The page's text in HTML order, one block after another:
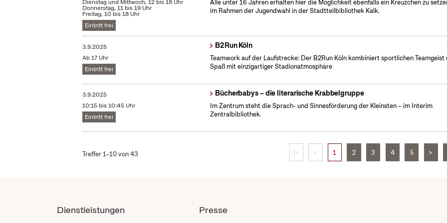
Dienstag und Mittwoch, 12 bis 18 Uhr
Donnerstag, 11 bis 19 Uhr
Freitag, 10 bis 18 Uhr
Eintritt frei
Alle unter 16 Jahren erhalten hier die Möglichkeit ebenfalls ein Kreuzchen zu
im Rahmen der Jugendwahl in der Stadtteilbibliothek Kalk.
3.9.2025
Ab 17 Uhr
Eintritt frei
B2Run Köln
Teamwork auf der Laufstrecke: Der B2Run Köln kombiniert sportlichen Teamgeist
Spaß mit einzigartiger Stadionatmosphäre
3.9.2025
10:15 bis 10:45 Uhr
Eintritt frei
Bücherbabys – die literarische Krabbelgruppe
Im Zentrum steht die Sprach- und Sinnesförderung der Kleinsten – im Interim
Zentralbibliothek.
Treffer 1–10 von 43 |< < 1 2 3 4 5 >
Dienstleistungen
Presse